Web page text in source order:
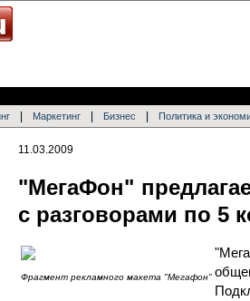
Маркетинг Бизнес Политика и
11.03.2009
"МегаФон"
с разговорами по 5
Фрагмент рекламного макета "Мегафон"